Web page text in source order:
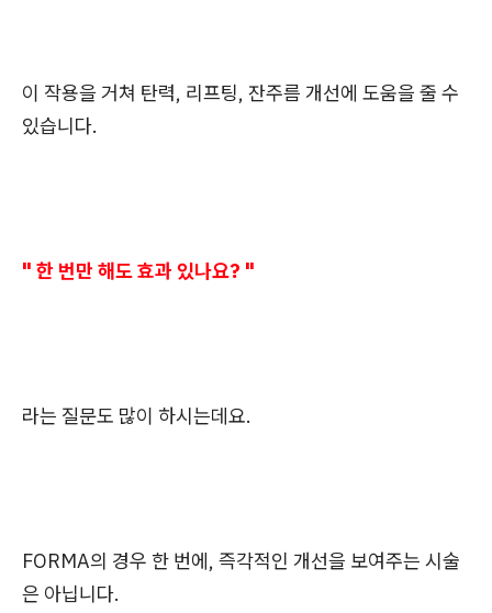
이 작용을 거쳐 탄력, 리프팅, 잔주름 개선에 도움을 줄 수
있습니다.
" 한 번만 해도 효과 있나요? "
라는 질문도 많이 하시는데요.
FORMA의 경우 한 번에, 즉각적인 개선을 보여주는 시술
은 아닙니다.